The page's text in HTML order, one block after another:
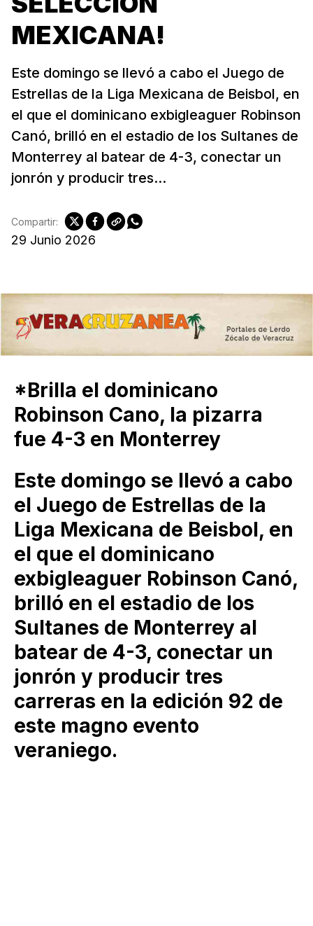
MEXICANA!
Este domingo se llevó a cabo el Juego de
Estrellas de la Liga Mexicana de Beisbol, en
el que el dominicano exbigleaguer Robinson
Canó, brilló en el estadio de los Sultanes de
Monterrey al batear de 4-3, conectar un
jonrón y producir tres...
29 Junio 2026
Compartir:
*Brilla el dominicano
Robinson Cano, la pizarra
fue 4-3 en Monterrey
Este domingo se llevó a cabo
el Juego de Estrellas de la
Liga Mexicana de Beisbol, en
el que el dominicano
exbigleaguer Robinson Canó,
brilló en el estadio de los
Sultanes de Monterrey al
batear de 4-3, conectar un
jonrón y producir tres
carreras en la edición 92 de
este magno evento
veraniego.